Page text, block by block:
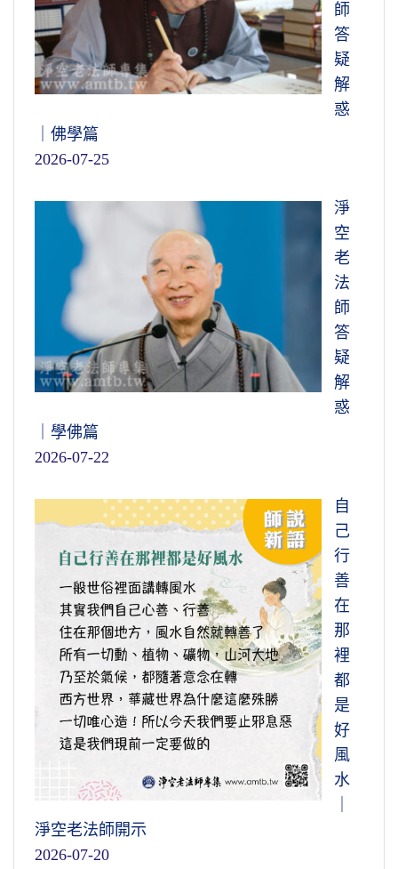
師
答
疑
解
惑
｜佛學篇
2026-07-25
淨
空
老
法
師
答
疑
解
惑
｜學佛篇
2026-07-22
自
己
行
善
在
那
裡
都
是
好
風
水
淨空老法師開示
2026-07-20